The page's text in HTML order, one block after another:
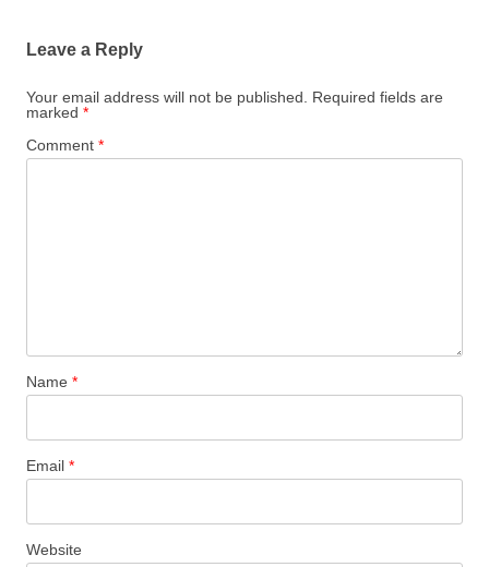
Leave a Reply
Your email address will not be published.
Required fields are
marked *
Comment *
Name *
Email *
Website